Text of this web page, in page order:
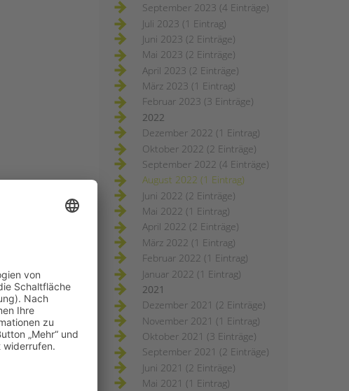
September 2023 (4 Einträge)
Juli 2023 (1 Eintrag)
Juni 2023 (2 Einträge)
Mai 2023 (2 Einträge)
April 2023 (2 Einträge)
März 2023 (1 Eintrag)
Februar 2023 (3 Einträge)
2022
Dezember 2022 (1 Eintrag)
Oktober 2022 (2 Einträge)
September 2022 (4 Einträge)
August 2022 (1 Eintrag)
Juni 2022 (2 Einträge)
Mai 2022 (1 Eintrag)
April 2022 (2 Einträge)
März 2022 (1 Eintrag)
Februar 2022 (1 Eintrag)
Januar 2022 (1 Eintrag)
2021
Dezember 2021 (2 Einträge)
November 2021 (1 Eintrag)
Oktober 2021 (3 Einträge)
September 2021 (2 Einträge)
Juni 2021 (2 Einträge)
Mai 2021 (1 Eintrag)